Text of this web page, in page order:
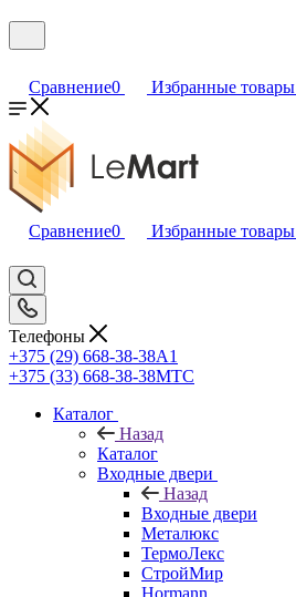
Сравнение0 Избранные товары
Сравнение0 Избранные товары
Телефоны
+375 (29) 668-38-38A1
+375 (33) 668-38-38МТС
Каталог
Назад
Каталог
Входные двери
Назад
Входные двери
Металюкс
ТермоЛекс
СтройМир
Hormann